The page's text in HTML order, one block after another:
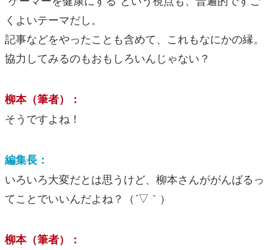
くよいテーマだし。
記事などをやったことも含めて、これもなにかの縁。
協力してみるのもおもしろいんじゃない？
柳本（筆者）：
そうですよね！
編集長：
いろいろ大変だとは思うけど、柳本さんががんばるっ
てことでいいんだよね？（´▽｀）
柳本（筆者）：